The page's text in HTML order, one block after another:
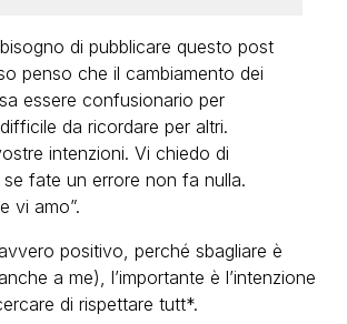
di pubblicare questo post
penso che il cambiamento dei
essere confusionario per
da ricordare per altri.
intenzioni. Vi chiedo di
fate un errore non fa nulla.
vi amo”.
positivo, perché sbagliare è
a me), l’importante è l’intenzione
di rispettare tutt*.